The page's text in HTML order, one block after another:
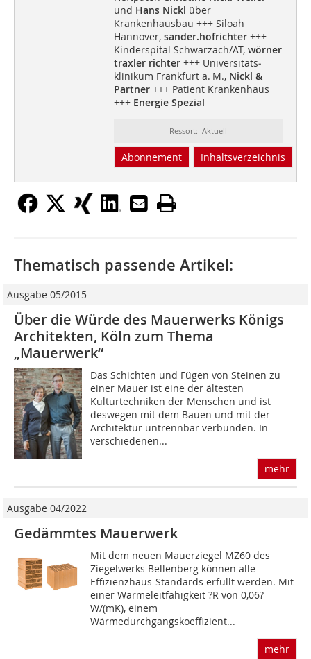
und Hans Nickl über
Krankenhausbau +++ Siloah
Hannover, sander.hofrichter+++
Kinderspital Schwarzach/AT,wörner
traxler richter+++ Universitäts­
klinikum Frankfurt a. M., Nickl &
Partner+++ Patient Krankenhaus
+++ Energie Spezial
Ressort: Aktuell
Abonnement Inhaltsverzeichnis
Thematisch passende Artikel:
Ausgabe 05/2015
Über die Würde des Mauerwerks Königs
Architekten, Köln zum Thema
„Mauerwerk“
Das Schichten und Fügen von Steinen zu
einer Mauer ist eine der ältesten
Kulturtechniken der Menschen und ist
deswegen mit dem Bauen und mit der
Architektur untrennbar verbunden. In
verschiedenen...
mehr
Ausgabe 04/2022
Gedämmtes Mauerwerk
Mit dem neuen Mauerziegel MZ60 des
Ziegelwerks Bellenberg können alle
Effizienzhaus-Standards erfüllt werden. Mit
einer Wärmeleitfähigkeit ?R von 0,06?
W/(mK), einem
Wärmedurchgangskoeffizient...
mehr